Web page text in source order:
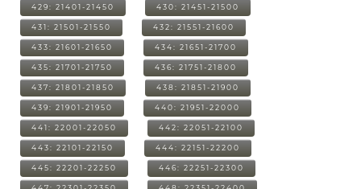
429: 21401-21450 430: 21451-21500
431: 21501-21550 432: 21551-21600
433: 21601-21650 434: 21651-21700
435: 21701-21750 436: 21751-21800
437: 21801-21850 438: 21851-21900
439: 21901-21950 440: 21951-22000
441: 22001-22050 442: 22051-22100
443: 22101-22150 444: 22151-22200
445: 22201-22250 446: 22251-22300